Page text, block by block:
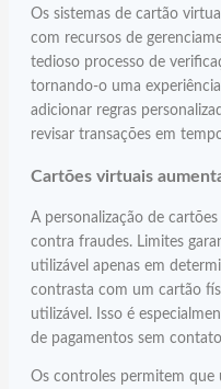
Os sistemas de cartão
com recursos de
tedioso processo de
tornando-o uma
adicionar regras
revisar transações em
Cartões virtuais
A personalização de
contra fraudes. Limites
utilizável apenas em
contrasta com um cartão
utilizável. Isso é
de pagamentos sem
Os controles permitem que